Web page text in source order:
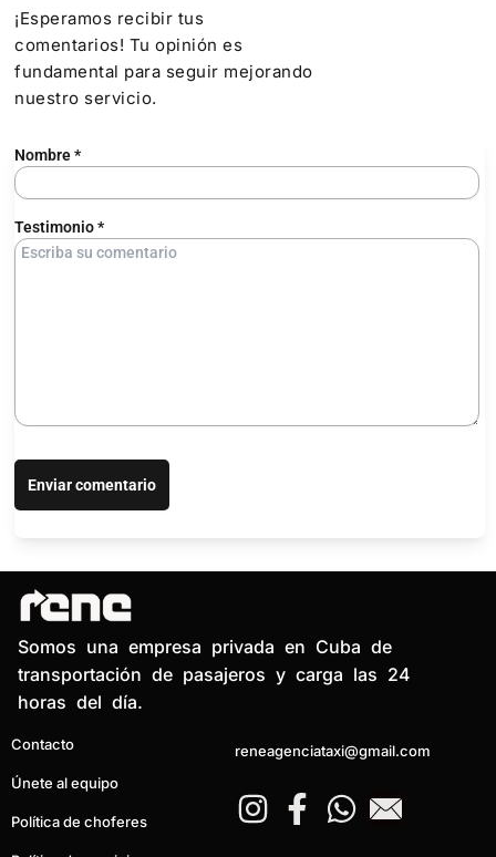
¡Esperamos recibir tus
comentarios! Tu opinión es
fundamental para seguir mejorando
nuestro servicio.
Nombre*
Testimonio*
Enviar comentario
Somos una empresa privada en Cuba de
transportación de pasajeros y carga las 24
horas del día.
Contacto
Únete al equipo
Política de choferes
reneagenciataxi@gmail.com
I
n
F
a
W
h